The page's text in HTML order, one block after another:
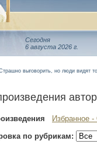
Сегодня
6 августа 2026 г.
выговорить, но люди видят
Избранное
по рубрикам: